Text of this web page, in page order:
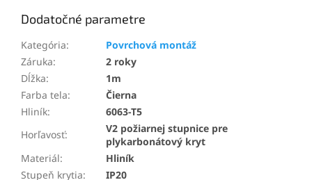
Dodatočné parametre
Kategória:
Povrchová montáž
Záruka:
2 roky
Dĺžka:
1m
Farba tela:
Čierna
Hliník:
6063-T5
Horľavosť:
V2 požiarnej stupnice pre
plykarbonátový kryt
Materiál:
Hliník
Stupeň krytia:
IP20